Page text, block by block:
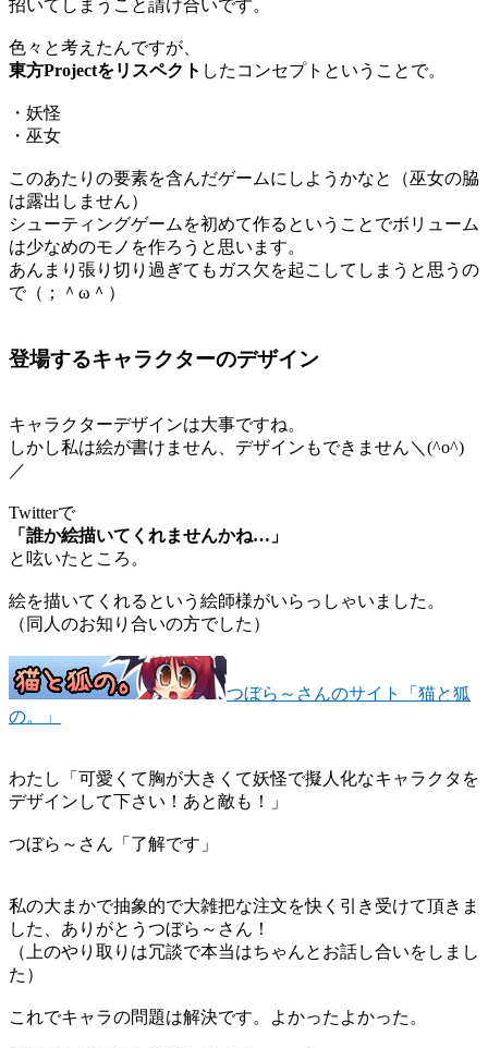
招いてしまうこと請け合いです。
色々と考えたんですが、
東方Projectをリスペクト したコンセプトということで。
・妖怪
・巫女
このあたりの要素を含んだゲームにしようかなと（巫女の脇
は露出しません）
シューティングゲームを初めて作るということでボリューム
は少なめのモノを作ろうと思います。
あんまり張り切り過ぎてもガス欠を起こしてしまうと思うの
で（；＾ω＾）
登場するキャラクターのデザイン
キャラクターデザインは大事ですね。
しかし私は絵が書けません、デザインもできません＼(^o^)
／
Twitterで
「誰か絵描いてくれませんかね…」
と呟いたところ。
絵を描いてくれるという絵師様がいらっしゃいました。
（同人のお知り合いの方でした）
つぼら～さんのサイト「猫と狐
の。」
わたし「可愛くて胸が大きくて妖怪で擬人化なキャラクタを
デザインして下さい！あと敵も！」
つぼら～さん「了解です」
私の大まかで抽象的で大雑把な注文を快く引き受けて頂きま
した、ありがとうつぼら～さん！
（上のやり取りは冗談で本当はちゃんとお話し合いをしまし
た）
これでキャラの問題は解決です。よかったよかった。